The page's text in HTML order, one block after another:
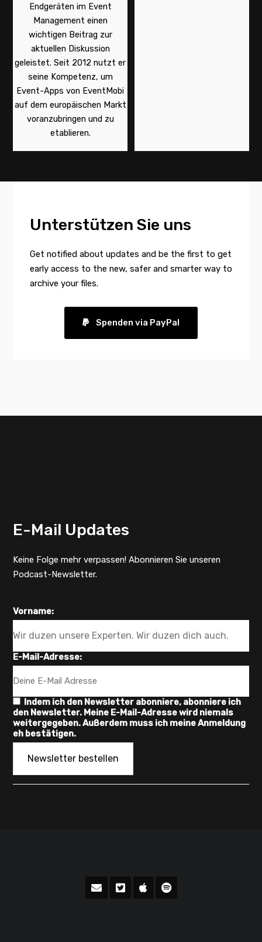
Endgeräten im Event
Management einen
wichtigen Beitrag zur
aktuellen Diskussion
geleistet. Seit 2012 nutzt er
seine Kompetenz, um
Event-Apps von EventMobi
auf dem europäischen Markt
voranzubringen und zu
etablieren.
Unterstützen Sie uns
Get notified about updates and be the first to get
early access to the new, safer and smarter way to
archive your files.
Spenden via PayPal
E-Mail Updates
Keine Folge mehr verpassen! Abonnieren Sie unseren
Podcast-Newsletter.
Vorname:
E-Mail-Adresse:
Indem ich den Newsletter abonniere, abonniere ich
den Newsletter. Meine E-Mail-Adresse wird niemals
weitergegeben. Außerdem muss ich meine Anmeldung
eh bestätigen.